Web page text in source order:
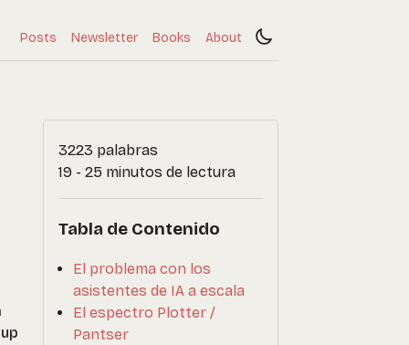
Posts Newsletter Books About
3223 palabras
19 - 25 minutos de lectura
Tabla de Contenido
El problema con los
asistentes de IA a escala
El espectro Plotter /
Pantser